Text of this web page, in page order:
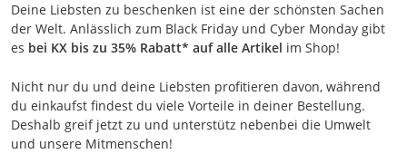
Deine Liebsten zu beschenken ist eine der schönsten Sachen
der Welt. Anlässlich zum Black Friday und Cyber Monday gibt
es bei KX bis zu 35% Rabatt* auf alle Artikel im Shop!
Nicht nur du und deine Liebsten profitieren davon, während
du einkaufst findest du viele Vorteile in deiner Bestellung.
Deshalb greif jetzt zu und unterstütz nebenbei die Umwelt
und unsere Mitmenschen!